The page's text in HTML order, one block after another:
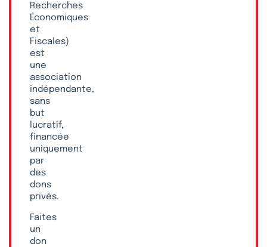
Recherches
Économiques
et
Fiscales)
est
une
association
indépendante,
sans
but
lucratif,
financée
uniquement
par
des
dons
privés.
Faites
un
don